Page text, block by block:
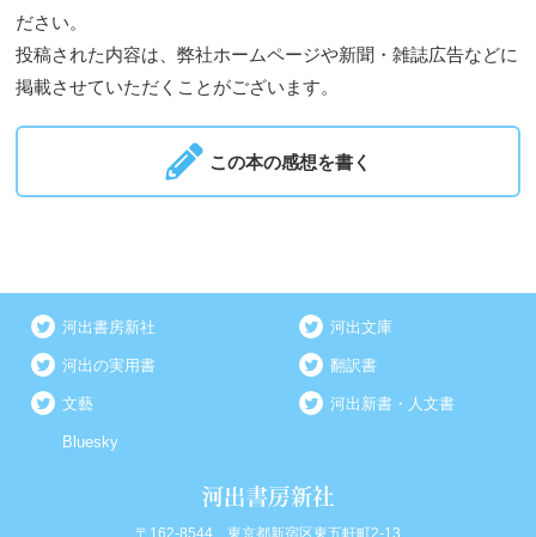
ださい。
投稿された内容は、弊社ホームページや新聞・雑誌広告などに
掲載させていただくことがございます。
この本の感想を書く
河出書房新社 河出文庫
河出の実用書 翻訳書
文藝 河出新書・人文書
Bluesky